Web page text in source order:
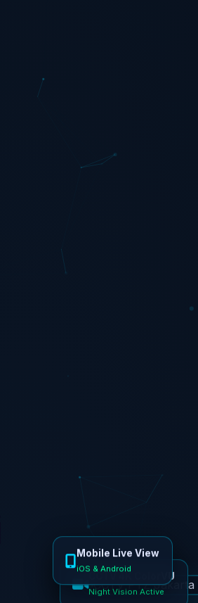
CCTV 4K ColorVU
Night Vision Active
Mobile Live View
iOS & Android